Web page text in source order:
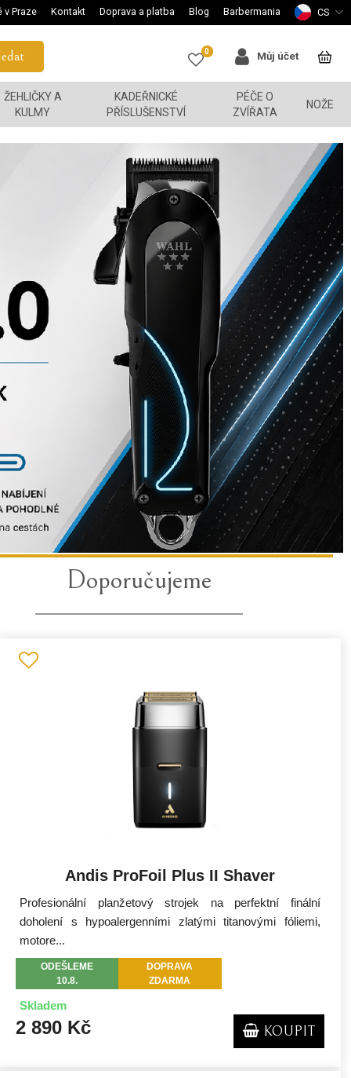
v Praze Kontakt Doprava a platba Blog Barbermania CS
0 Můj účet
ŽEHLIČKY A
KULMY
KADEŘNICKÉ
PŘÍSLUŠENSTVÍ
PÉČE O
ZVÍŘATA
NOŽE
Doporučujeme
Andis ProFoil Plus II Shaver
Profesionální planžetový strojek na perfektní finální
doholení s hypoalergenními zlatými titanovými fóliemi,
motore...
ODEŠLEME
10.8.
DOPRAVA
ZDARMA
Skladem
2 890 Kč KOUPIT